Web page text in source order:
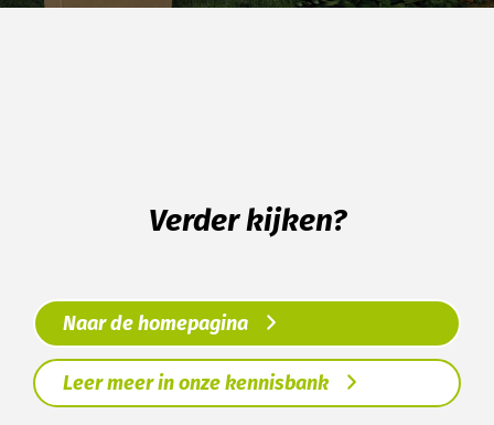
Verder kijken?
Naar de homepagina
Leer meer in onze kennisbank